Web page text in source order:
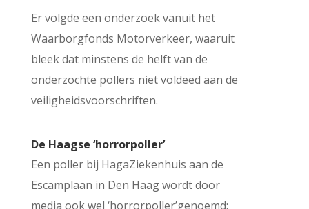
Er volgde een onderzoek vanuit het
Waarborgfonds Motorverkeer, waaruit
bleek dat minstens de helft van de
onderzochte pollers niet voldeed aan de
veiligheidsvoorschriften.
De Haagse ‘horrorpoller’
Een poller bij HagaZiekenhuis aan de
Escamplaan in Den Haag wordt door
media ook wel ‘horrorpoller’genoemd: